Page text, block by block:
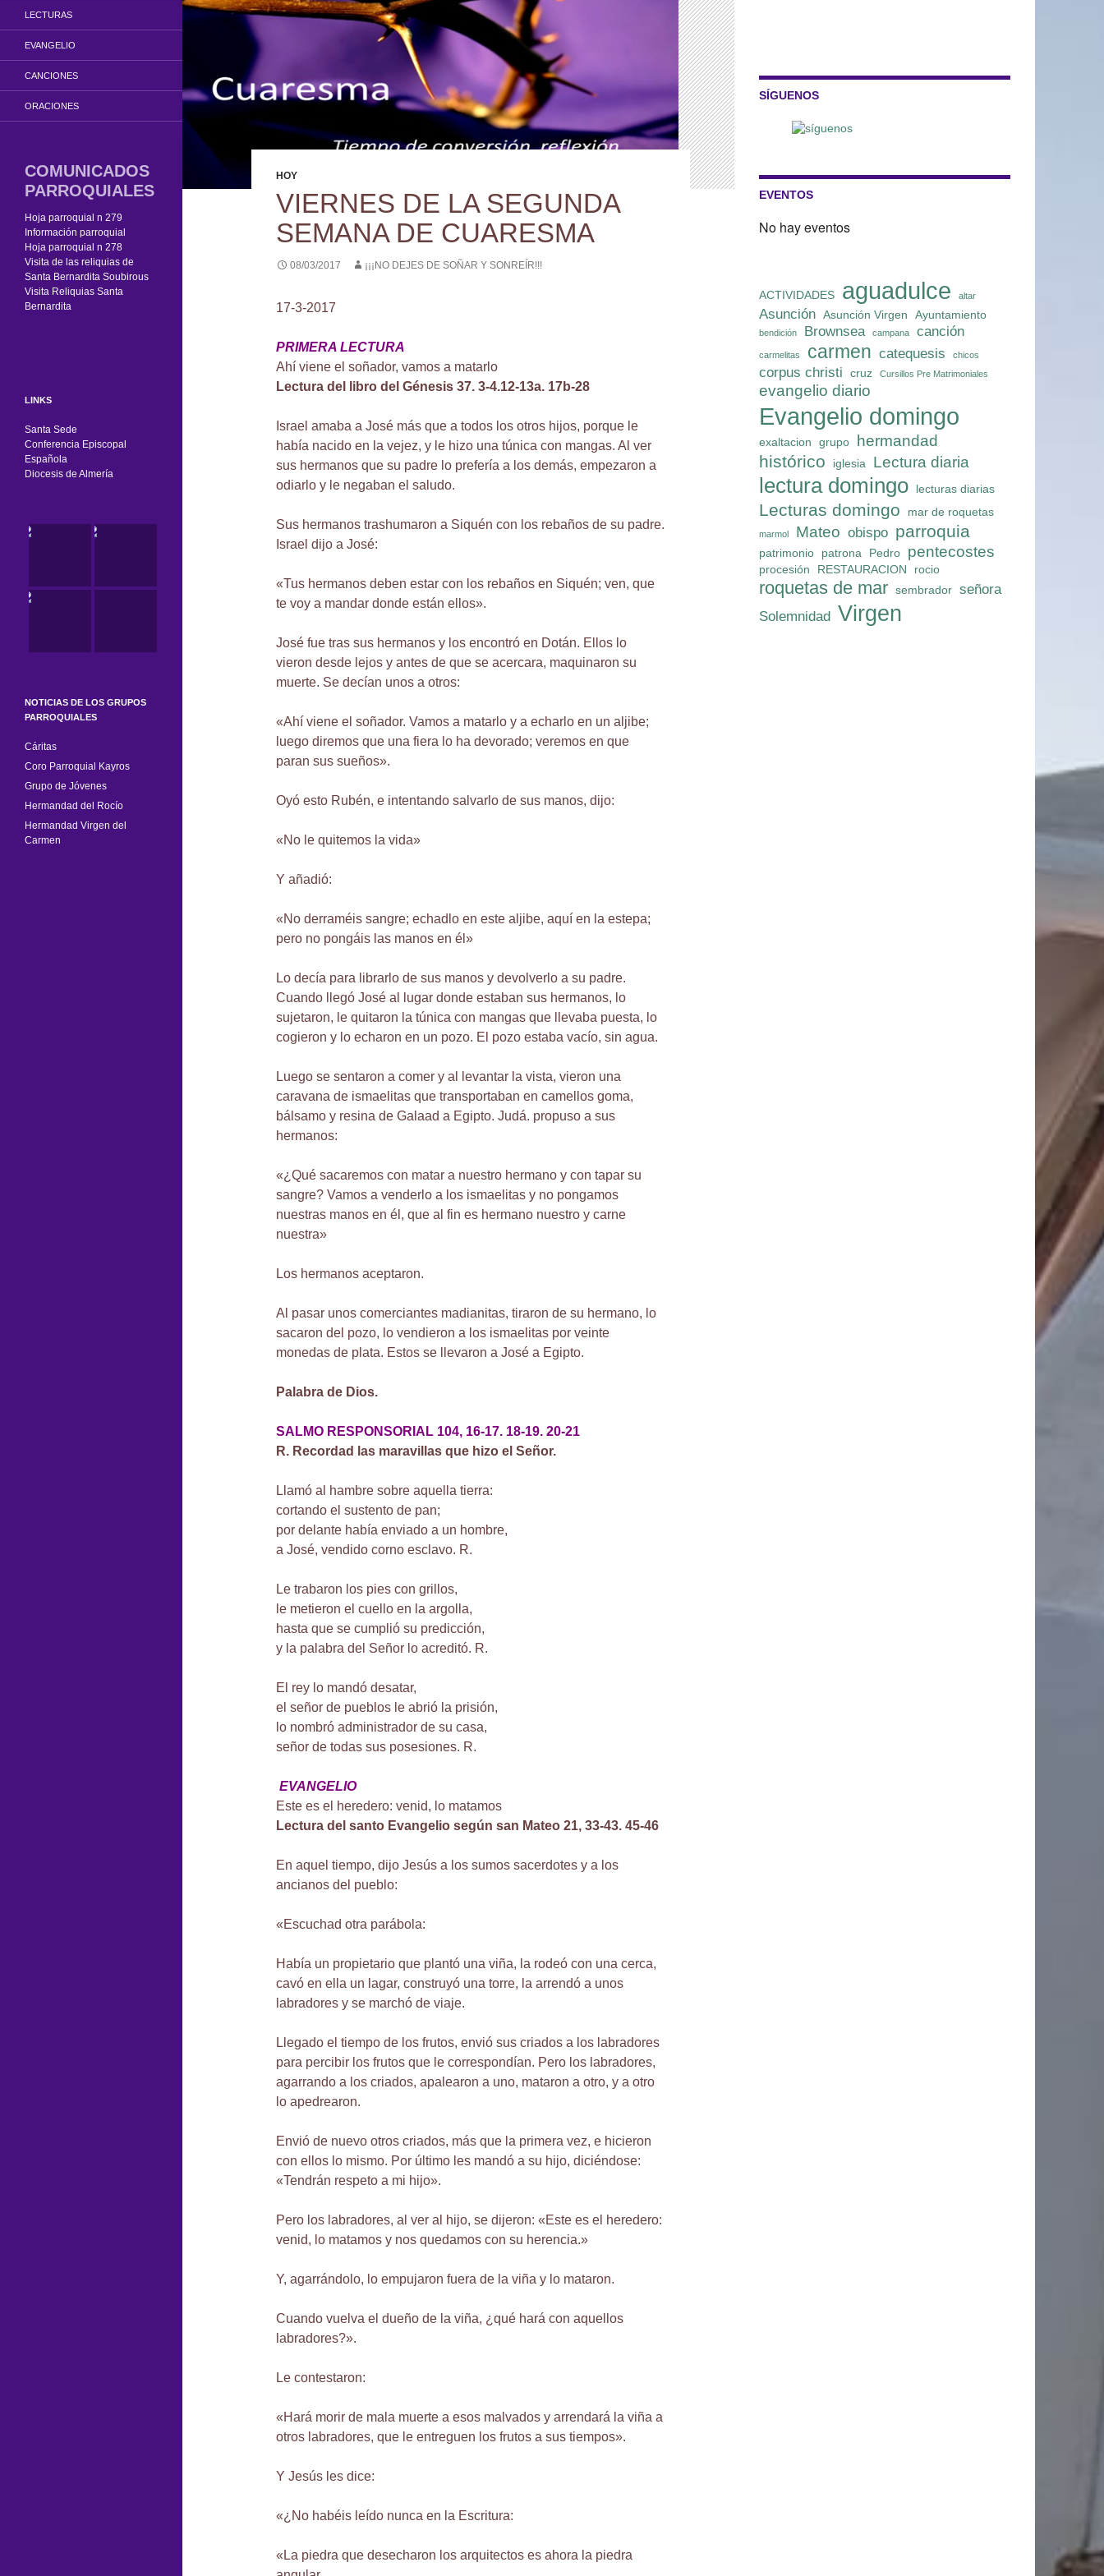
HOY
VIERNES DE LA SEGUNDA
SEMANA DE CUARESMA
08/03/2017 ¡¡¡NO DEJES DE SOÑAR Y SONREÍR!!!
17-3-2017
PRIMERA LECTURA
Ahí viene el soñador, vamos a matarlo
Lectura del libro del Génesis 37. 3-4.12-13a. 17b-28
Israel amaba a José más que a todos los otros hijos, porque le
había nacido en la vejez, y le hizo una túnica con mangas. Al ver
sus hermanos que su padre lo prefería a los demás, empezaron a
odiarlo y le negaban el saludo.
Sus hermanos trashumaron a Siquén con los rebaños de su padre.
Israel dijo a José:
«Tus hermanos deben estar con los rebaños en Siquén; ven, que
te voy a mandar donde están ellos».
José fue tras sus hermanos y los encontró en Dotán. Ellos lo
vieron desde lejos y antes de que se acercara, maquinaron su
muerte. Se decían unos a otros:
«Ahí viene el soñador. Vamos a matarlo y a echarlo en un aljibe;
luego diremos que una fiera lo ha devorado; veremos en que
paran sus sueños».
Oyó esto Rubén, e intentando salvarlo de sus manos, dijo:
«No le quitemos la vida»
Y añadió:
«No derraméis sangre; echadlo en este aljibe, aquí en la estepa;
pero no pongáis las manos en él»
Lo decía para librarlo de sus manos y devolverlo a su padre.
Cuando llegó José al lugar donde estaban sus hermanos, lo
sujetaron, le quitaron la túnica con mangas que llevaba puesta, lo
cogieron y lo echaron en un pozo. El pozo estaba vacío, sin agua.
Luego se sentaron a comer y al levantar la vista, vieron una
caravana de ismaelitas que transportaban en camellos goma,
bálsamo y resina de Galaad a Egipto. Judá. propuso a sus
hermanos:
«¿Qué sacaremos con matar a nuestro hermano y con tapar su
sangre? Vamos a venderlo a los ismaelitas y no pongamos
nuestras manos en él, que al fin es hermano nuestro y carne
nuestra»
Los hermanos aceptaron.
Al pasar unos comerciantes madianitas, tiraron de su hermano, lo
sacaron del pozo, lo vendieron a los ismaelitas por veinte
monedas de plata. Estos se llevaron a José a Egipto.
Palabra de Dios.
SALMO RESPONSORIAL 104, 16-17. 18-19. 20-21
R. Recordad las maravillas que hizo el Señor.
Llamó al hambre sobre aquella tierra:
cortando el sustento de pan;
por delante había enviado a un hombre,
a José, vendido corno esclavo. R.
Le trabaron los pies con grillos,
le metieron el cuello en la argolla,
hasta que se cumplió su predicción,
y la palabra del Señor lo acreditó. R.
El rey lo mandó desatar,
el señor de pueblos le abrió la prisión,
lo nombró administrador de su casa,
señor de todas sus posesiones. R.
EVANGELIO
Este es el heredero: venid, lo matamos
Lectura del santo Evangelio según san Mateo 21, 33-43. 45-46
En aquel tiempo, dijo Jesús a los sumos sacerdotes y a los
ancianos del pueblo:
«Escuchad otra parábola:
Había un propietario que plantó una viña, la rodeó con una cerca,
cavó en ella un lagar, construyó una torre, la arrendó a unos
labradores y se marchó de viaje.
Llegado el tiempo de los frutos, envió sus criados a los labradores
para percibir los frutos que le correspondían. Pero los labradores,
agarrando a los criados, apalearon a uno, mataron a otro, y a otro
lo apedrearon.
Envió de nuevo otros criados, más que la primera vez, e hicieron
con ellos lo mismo. Por último les mandó a su hijo, diciéndose:
«Tendrán respeto a mi hijo».
Pero los labradores, al ver al hijo, se dijeron: «Este es el heredero:
venid, lo matamos y nos quedamos con su herencia.»
Y, agarrándolo, lo empujaron fuera de la viña y lo mataron.
Cuando vuelva el dueño de la viña, ¿qué hará con aquellos
labradores?».
Le contestaron:
«Hará morir de mala muerte a esos malvados y arrendará la viña a
otros labradores, que le entreguen los frutos a sus tiempos».
Y Jesús les dice:
«¿No habéis leído nunca en la Escritura:
«La piedra que desecharon los arquitectos es ahora la piedra
SÍGUENOS
EVENTOS
No hay eventos
ACTIVIDADES aguadulce altar
Asunción Asunción Virgen Ayuntamiento
bendición Brownsea campana canción
carmelitas carmen catequesis chicos
corpus christi cruz Cursillos Pre Matrimoniales
evangelio diario
Evangelio domingo
exaltacion grupo hermandad
histórico iglesia Lectura diaria
lectura domingo lecturas diarias
Lecturas domingo mar de roquetas
marmol Mateo obispo parroquia
patrimonio patrona Pedro pentecostes
procesión RESTAURACION rocio
roquetas de mar sembrador señora
Solemnidad Virgen
LECTURAS
EVANGELIO
CANCIONES
ORACIONES
COMUNICADOS
PARROQUIALES
Hoja parroquial n 279
Información parroquial
Hoja parroquial n 278
Visita de las reliquias de
Santa Bernardita Soubirous
Visita Reliquias Santa
Bernardita
LINKS
Santa Sede
Conferencia Episcopal
Española
Diocesis de Almería
NOTICIAS DE LOS GRUPOS
PARROQUIALES
Cáritas
Coro Parroquial Kayros
Grupo de Jóvenes
Hermandad del Rocío
Hermandad Virgen del
Carmen